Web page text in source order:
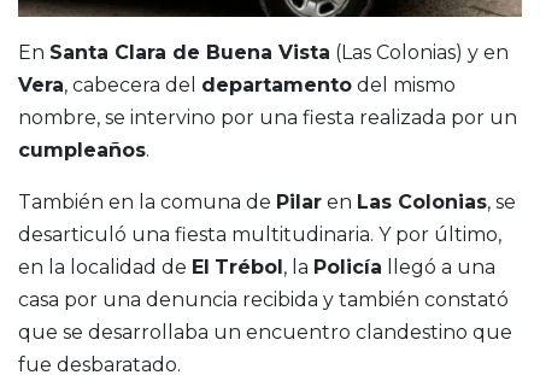
En Santa Clara de Buena Vista (Las Colonias) y en
Vera, cabecera del departamento del mismo
nombre, se intervino por una fiesta realizada por un
cumpleaños.
También en la comuna de Pilar en Las Colonias, se
desarticuló una fiesta multitudinaria. Y por último,
en la localidad de El Trébol, la Policía llegó a una
casa por una denuncia recibida y también constató
que se desarrollaba un encuentro clandestino que
fue desbaratado.